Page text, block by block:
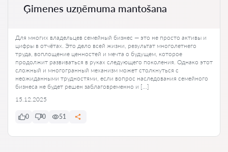
Ģimenes uzņēmuma mantošana
Для многих владельцев семейный бизнес — это не просто активы и
цифры в отчётах. Это дело всей жизни, результат многолетнего
труда, воплощение ценностей и мечта о будущем, которое
продолжит развиваться в руках следующего поколения. Однако этот
сложный и многогранный механизм может столкнуться с
неожиданными трудностями, если вопрос наследования семейного
бизнеса не будет решен заблаговременно и […]
15.12.2025
0 0 51